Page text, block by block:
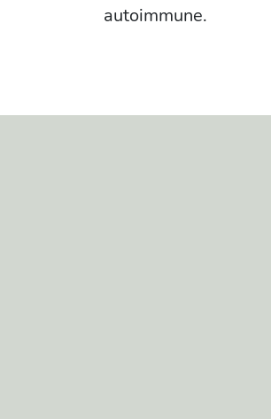
autoimmune.